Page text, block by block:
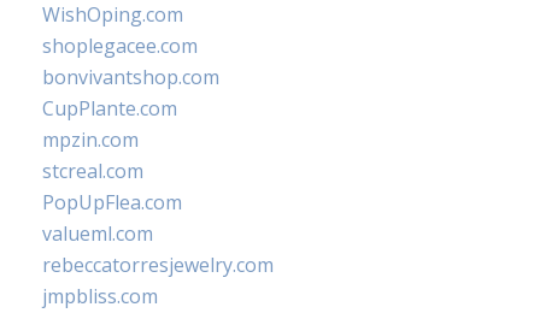
WishOping.com
shoplegacee.com
bonvivantshop.com
CupPlante.com
mpzin.com
stcreal.com
PopUpFlea.com
valueml.com
rebeccatorresjewelry.com
jmpbliss.com